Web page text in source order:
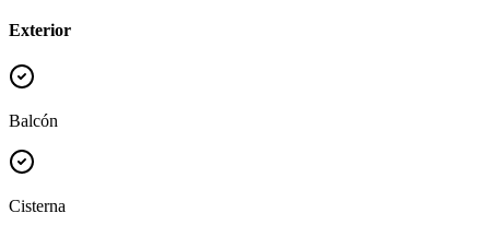
Exterior
Balcón
Cisterna